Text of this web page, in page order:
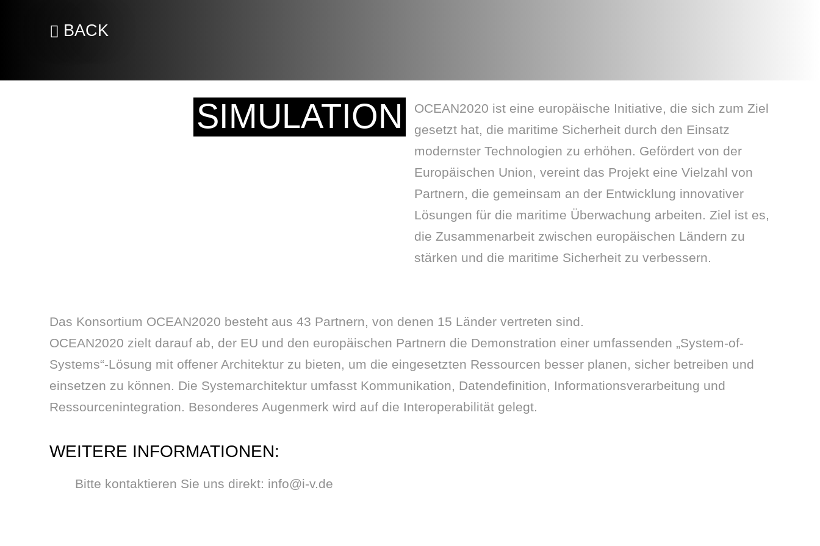
BACK
SIMULATION
OCEAN2020 ist eine europäische Initiative, die sich zum Ziel
gesetzt hat, die maritime Sicherheit durch den Einsatz
modernster Technologien zu erhöhen. Gefördert von der
Europäischen Union, vereint das Projekt eine Vielzahl von
Partnern, die gemeinsam an der Entwicklung innovativer
Lösungen für die maritime Überwachung arbeiten. Ziel ist es,
die Zusammenarbeit zwischen europäischen Ländern zu
stärken und die maritime Sicherheit zu verbessern.
Das Konsortium OCEAN2020 besteht aus 43 Partnern, von denen 15 Länder vertreten sind.
OCEAN2020 zielt darauf ab, der EU und den europäischen Partnern die Demonstration einer umfassenden „System-of-
Systems“-Lösung mit offener Architektur zu bieten, um die eingesetzten Ressourcen besser planen, sicher betreiben und
einsetzen zu können. Die Systemarchitektur umfasst Kommunikation, Datendefinition, Informationsverarbeitung und
Ressourcenintegration. Besonderes Augenmerk wird auf die Interoperabilität gelegt.
WEITERE INFORMATIONEN:
Bitte kontaktieren Sie uns direkt: info@i-v.de